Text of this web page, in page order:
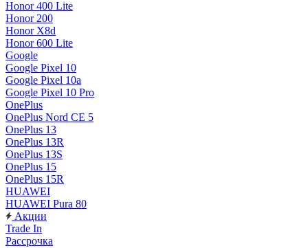
Honor 400 Lite
Honor 200
Honor X8d
Honor 600 Lite
Google
Google Pixel 10
Google Pixel 10a
Google Pixel 10 Pro
OnePlus
OnePlus Nord CE 5
OnePlus 13
OnePlus 13R
OnePlus 13S
OnePlus 15
OnePlus 15R
HUAWEI
HUAWEI Pura 80
Акции
Trade In
Рассрочка